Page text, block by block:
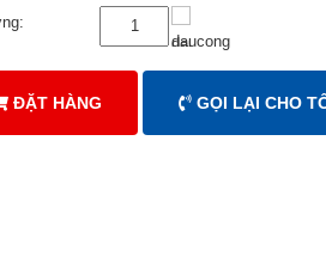
ĐẶT HÀNG GỌI LẠI CHO